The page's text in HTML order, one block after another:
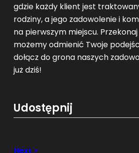
gdzie każdy klient jest
rodziny, a jego zadowolenie i
na pierwszym miejscu.
możemy odmienić Twoje
dołącz do grona naszych
już dziś!
Udostępnij